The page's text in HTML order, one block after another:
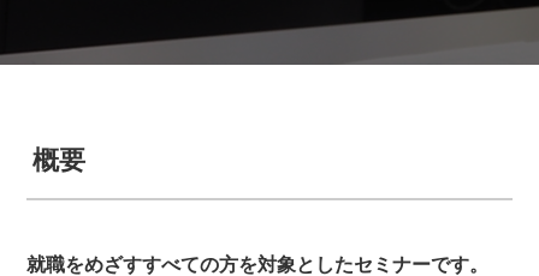
概要
就職をめざすすべての方を対象としたセミナーです。